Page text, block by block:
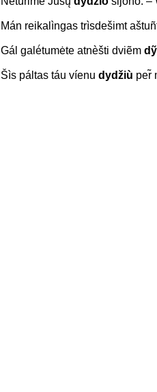
Mán reikalìngas trìsdešimt
Gál galė́tumėte atnèšti dviẽm
Šìs páltas táu víenu dydžiù per̃